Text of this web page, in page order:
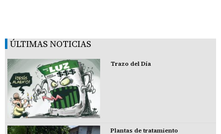
ÚLTIMAS NOTICIAS
Trazo del Día
Plantas de tratamiento